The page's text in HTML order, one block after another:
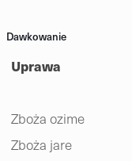
Dawkowanie
Uprawa
Zboża ozime
Zboża jare